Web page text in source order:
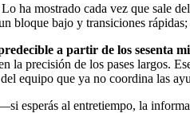
ha mostrado cada vez que sale
bloque bajo y transiciones
a partir de los sesenta
la precisión de los pases largos.
equipo que ya no coordina las
esperás al entretiempo, la